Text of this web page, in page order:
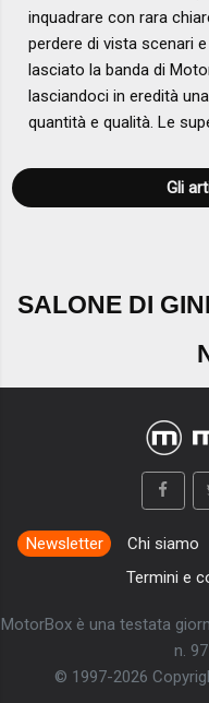
inquadrare con rara
perdere di vista scenari
lasciato la banda di
lasciandoci in eredità
quantità e qualità. Le
Gli
SALONE DI
Newsletter Chi siamo
Termini e
MotorBox è una testata
n.
© 1997-2026